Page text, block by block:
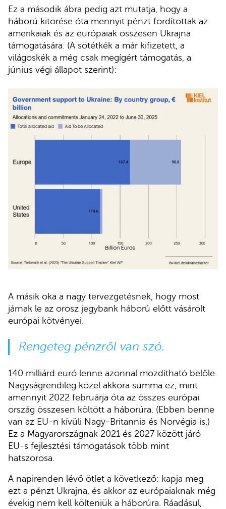
Ez a második ábra pedig azt mutatja, hogy a
háború kitörése óta mennyit pénzt fordítottak az
amerikaiak és az európaiak összesen Ukrajna
támogatására. (A sötétkék a már kifizetett, a
világoskék a még csak megígért támogatás, a
június végi állapot szerint):
A másik oka a nagy tervezgetésnek, hogy most
járnak le az orosz jegybank háború előtt vásárolt
európai kötvényei.
Rengeteg pénzről van szó.
140 milliárd euró lenne azonnal mozdítható belőle.
Nagyságrendileg közel akkora summa ez, mint
amennyit 2022 februárja óta az összes európai
ország összesen költött a háborúra. (Ebben benne
van az EU-n kívüli Nagy-Britannia és Norvégia is.)
Ez a Magyarországnak 2021 és 2027 között járó
EU-s fejlesztési támogatások több mint
hatszorosa.
A napirenden lévő ötlet a következő: kapja meg
ezt a pénzt Ukrajna, és akkor az európaiaknak még
évekig nem kell költeniük a háborúra. Ráadásul,